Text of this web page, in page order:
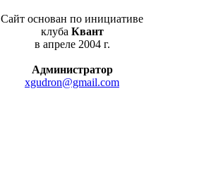
Сайт основан по инициативе
клуба Квант
в апреле 2004 г.
Администратор
xgudron@gmail.com